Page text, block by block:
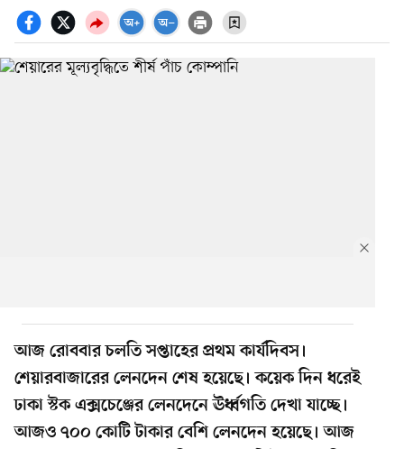
আজ রোববার চলতি সপ্তাহের প্রথম কার্যদিবস।
শেয়ারবাজারের লেনদেন শেষ হয়েছে। কয়েক দিন ধরেই
ঢাকা স্টক এক্সচেঞ্জের লেনদেনে ঊর্ধ্বগতি দেখা যাচ্ছে।
আজও ৭০০ কোটি টাকার বেশি লেনদেন হয়েছে। আজ